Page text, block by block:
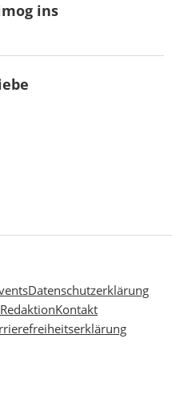
ins
Datenschutzerklärung
RedaktionKontakt